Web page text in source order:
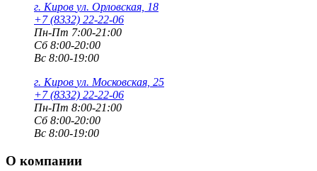
г. Киров ул. Орловская, 18
+7 (8332) 22-22-06
Пн-Пт 7:00-21:00
Сб 8:00-20:00
Вс 8:00-19:00
г. Киров ул. Московская, 25
+7 (8332) 22-22-06
Пн-Пт 8:00-21:00
Сб 8:00-20:00
Вс 8:00-19:00
О компании